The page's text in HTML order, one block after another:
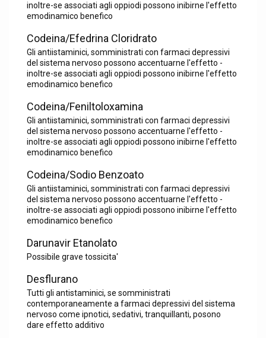
inoltre-se associati agli oppiodi possono inibirne l'effetto
emodinamico benefico
Codeina/Efedrina Cloridrato
Gli antiistaminici, somministrati con farmaci depressivi
del sistema nervoso possono accentuarne l'effetto -
inoltre-se associati agli oppiodi possono inibirne l'effetto
emodinamico benefico
Codeina/Feniltoloxamina
Gli antiistaminici, somministrati con farmaci depressivi
del sistema nervoso possono accentuarne l'effetto -
inoltre-se associati agli oppiodi possono inibirne l'effetto
emodinamico benefico
Codeina/Sodio Benzoato
Gli antiistaminici, somministrati con farmaci depressivi
del sistema nervoso possono accentuarne l'effetto -
inoltre-se associati agli oppiodi possono inibirne l'effetto
emodinamico benefico
Darunavir Etanolato
Possibile grave tossicita'
Desflurano
Tutti gli antistaminici, se somministrati
contemporaneamente a farmaci depressivi del sistema
nervoso come ipnotici, sedativi, tranquillanti, posono
dare effetto additivo